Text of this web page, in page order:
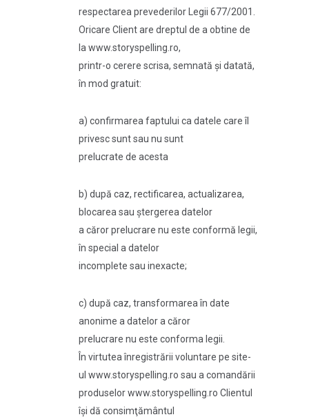
respectarea prevederilor Legii 677/2001.
Oricare Client are dreptul de a obtine de
la www.storyspelling.ro,
printr-o cerere scrisa, semnată și datată,
în mod gratuit:
a) confirmarea faptului ca datele care îl
privesc sunt sau nu sunt
prelucrate de acesta
b) după caz, rectificarea, actualizarea,
blocarea sau ștergerea datelor
a căror prelucrare nu este conformă legii,
în special a datelor
incomplete sau inexacte;
c) după caz, transformarea în date
anonime a datelor a căror
prelucrare nu este conforma legii.
În virtutea înregistrării voluntare pe site-
ul www.storyspelling.ro sau a comandării
produselor www.storyspelling.ro Clientul
își dă consimţământul